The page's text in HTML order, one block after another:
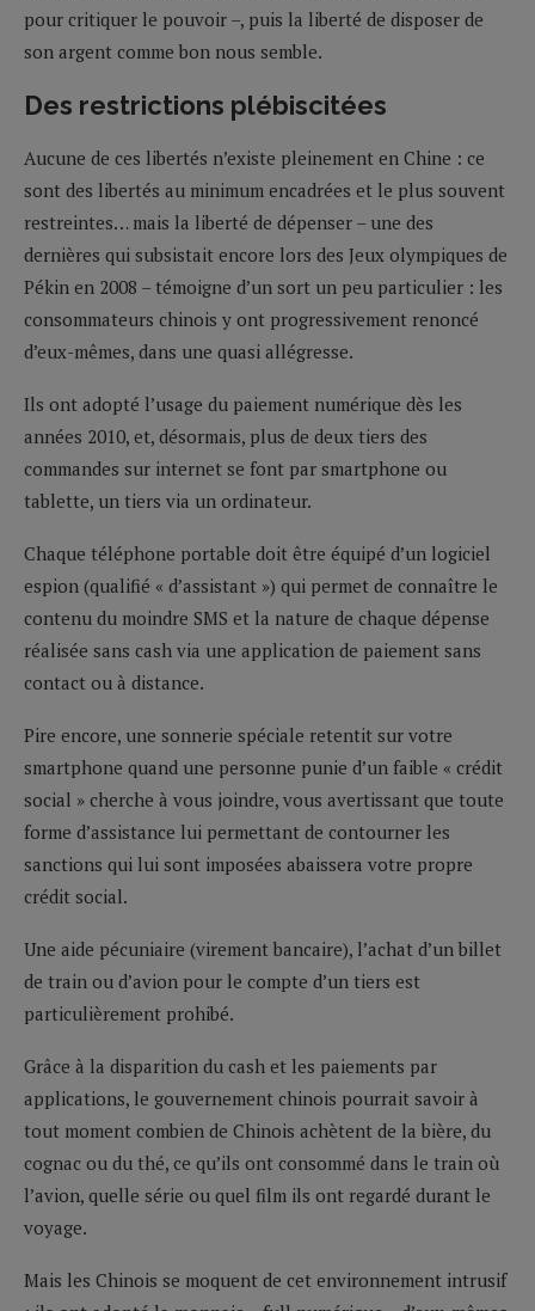
pour critiquer le pouvoir –, puis la liberté de disposer de
son argent comme bon nous semble.
Des restrictions plébiscitées
Aucune de ces libertés n’existe pleinement en Chine : ce
sont des libertés au minimum encadrées et le plus souvent
restreintes… mais la liberté de dépenser – une des
dernières qui subsistait encore lors des Jeux olympiques de
Pékin en 2008 – témoigne d’un sort un peu particulier : les
consommateurs chinois y ont progressivement renoncé
d’eux-mêmes, dans une quasi allégresse.
Ils ont adopté l’usage du paiement numérique dès les
années 2010, et, désormais, plus de deux tiers des
commandes sur internet se font par smartphone ou
tablette, un tiers via un ordinateur.
Chaque téléphone portable doit être équipé d’un logiciel
espion (qualifié « d’assistant ») qui permet de connaître le
contenu du moindre SMS et la nature de chaque dépense
réalisée sans cash via une application de paiement sans
contact ou à distance.
Pire encore, une sonnerie spéciale retentit sur votre
smartphone quand une personne punie d’un faible « crédit
social » cherche à vous joindre, vous avertissant que toute
forme d’assistance lui permettant de contourner les
sanctions qui lui sont imposées abaissera votre propre
crédit social.
Une aide pécuniaire (virement bancaire), l’achat d’un billet
de train ou d’avion pour le compte d’un tiers est
particulièrement prohibé.
Grâce à la disparition du cash et les paiements par
applications, le gouvernement chinois pourrait savoir à
tout moment combien de Chinois achètent de la bière, du
cognac ou du thé, ce qu’ils ont consommé dans le train où
l’avion, quelle série ou quel film ils ont regardé durant le
voyage.
Mais les Chinois se moquent de cet environnement intrusif